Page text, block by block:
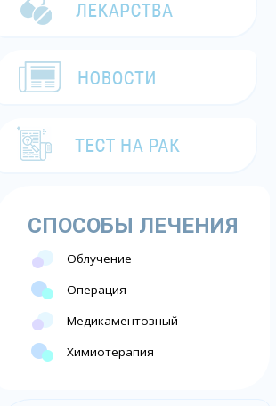
СПОСОБЫ ЛЕЧЕНИЯ
Облучение
Операция
Медикаментозный
Химиотерапия